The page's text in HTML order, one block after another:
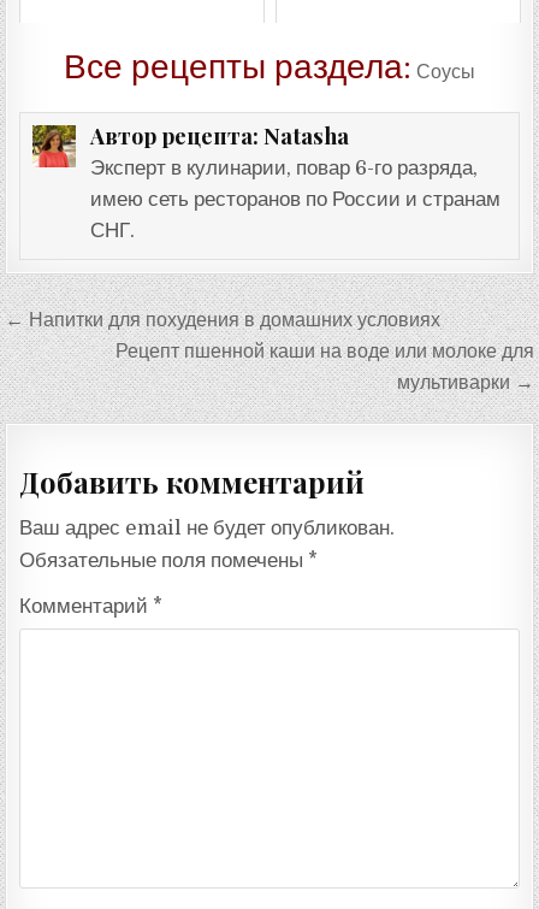
Все рецепты раздела: Соусы
Автор рецепта: Natasha
Эксперт в кулинарии, повар 6-го разряда,
имею сеть ресторанов по России и странам
СНГ.
Навигация
по
записям
← Напитки для похудения в домашних условиях
Рецепт пшенной каши на воде или молоке для
мультиварки →
Добавить комментарий
Ваш адрес email не будет опубликован.
Обязательные поля помечены *
Комментарий *